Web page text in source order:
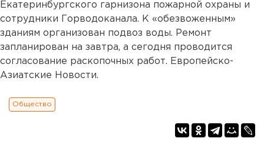
Екатеринбургского гарнизона пожарной охраны и
сотрудники Горводоканала. К «обезвоженным»
зданиям организован подвоз воды. Ремонт
запланирован на завтра, а сегодня проводится
согласование раскопочных работ. Европейско-
Азиатские Новости.
Общество